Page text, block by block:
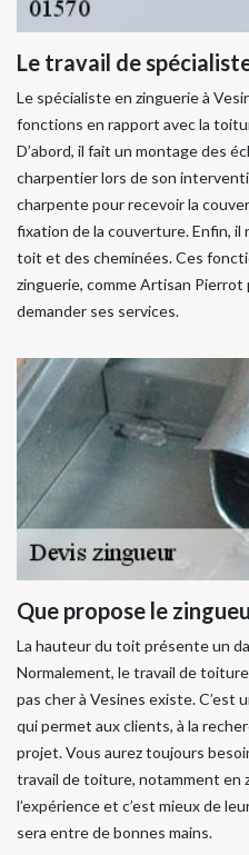
Le travail de
Le spécialiste en zinguerie à
fonctions en rapport avec la
D’abord, il fait un montage des
charpentier lors de son
charpente pour recevoir la
fixation de la couverture. Enfin, il
toit et des cheminées. Ces
zinguerie, comme Artisan
demander ses services.
Que propose le
La hauteur du toit présente un
Normalement, le travail de
pas cher à Vesines existe. C’est
qui permet aux clients, à la
projet. Vous aurez toujours
travail de toiture, notamment en
l’expérience et c’est mieux de
sera entre de bonnes mains.